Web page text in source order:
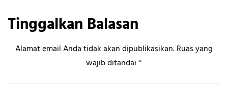
Tinggalkan Balasan
Alamat email Anda tidak akan dipublikasikan.Ruas yang
wajib ditandai*